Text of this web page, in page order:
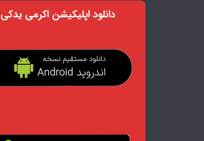
دانلود اپلیکیشن اکرمی یدکی